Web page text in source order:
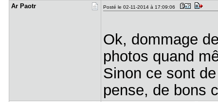
Ar Paotr Posté le 02-11-2014 à 17:09:06
Ok, dommage
photos quand
Sinon ce sont
pense, de bons